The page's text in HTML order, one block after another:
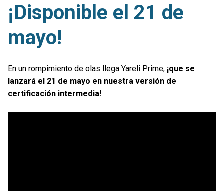
¡Disponible el 21 de
mayo!
En un rompimiento de olas llega Yareli Prime, ¡que se
lanzará el 21 de mayo en nuestra versión de
certificación intermedia!